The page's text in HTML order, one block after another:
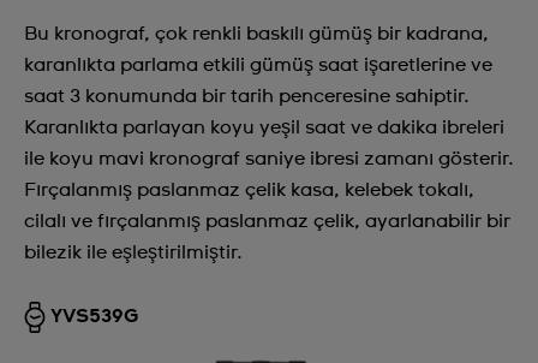
Bu kronograf, çok renkli baskılı gümüş bir kadrana,
karanlıkta parlama etkili gümüş saat işaretlerine ve
saat 3 konumunda bir tarih penceresine sahiptir.
Karanlıkta parlayan koyu yeşil saat ve dakika ibreleri
ile koyu mavi kronograf saniye ibresi zamanı gösterir.
Fırçalanmış paslanmaz çelik kasa, kelebek tokalı,
cilalı ve fırçalanmış paslanmaz çelik, ayarlanabilir bir
bilezik ile eşleştirilmiştir.
YVS539G